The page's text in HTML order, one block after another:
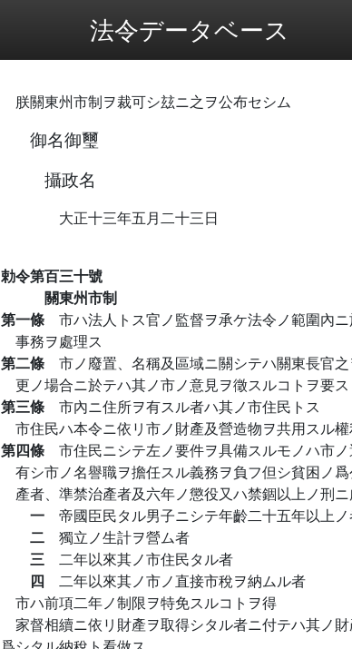
法令データベース
朕關東州市制ヲ裁可シ玆ニ之ヲ公布セシム
御名御璽
攝政名
大正十三年五月二十三日
勅令第百三十號
關東州市制
第一條 市ハ法人トス官ノ監督ヲ承ケ法令ノ範圍內
事務ヲ處理ス
第二條 市ノ廢置、名稱及區域ニ關シテハ關東長官
更ノ場合ニ於テハ其ノ市ノ意見ヲ徵スルコトヲ要ス
第三條 市內ニ住所ヲ有スル者ハ其ノ市住民トス
市住民ハ本令ニ依リ市ノ財產及營造物ヲ共用スル
第四條 市住民ニシテ左ノ要件ヲ具備スルモノハ市
有シ市ノ名譽職ヲ擔任スル義務ヲ負フ但シ貧困ノ
產者、準禁治產者及六年ノ懲役又ハ禁錮以上ノ刑
一 帝國臣民タル男子ニシテ年齡二十五年以上
二 獨立ノ生計ヲ營ム者
三 二年以來其ノ市住民タル者
四 二年以來其ノ市ノ直接市稅ヲ納ムル者
市ハ前項二年ノ制限ヲ特免スルコトヲ得
家督相續ニ依リ財產ヲ取得シタル者ニ付テハ其ノ